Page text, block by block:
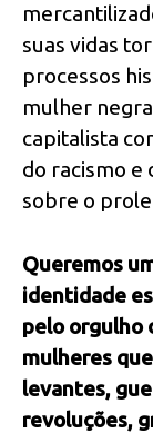
suas vidas
processos
mulher
capitalista
do racismo e
sobre o
Queremos
identidade
pelo orgulho
mulheres
levantes,
revoluções,